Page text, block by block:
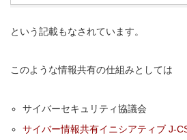
という記載もなされています。
このような情報共有の仕組みとしては
サイバーセキュリティ協議会
サイバー情報共有イニシアティブ J-